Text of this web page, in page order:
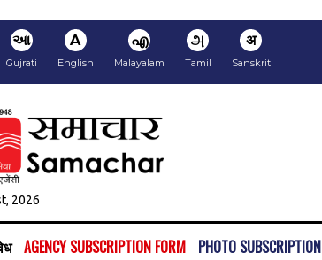
આ
Gujrati
A
English
എ
Malayalam
அ
Tamil
अ
Sanskrit
2026
AGENCY SUBSCRIPTION FORM PHOTO SUBSCRIPTION